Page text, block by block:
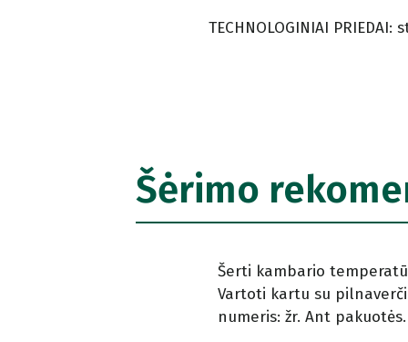
TECHNOLOGINIAI
Šėrimo
Šerti kambario
Vartoti kartu su
numeris: žr. Ant pakuotės.